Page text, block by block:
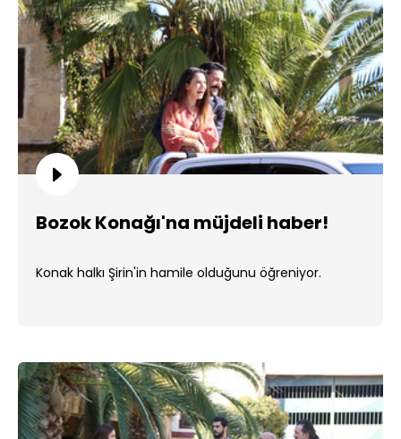
Bozok Konağı'na müjdeli haber!
Konak halkı Şirin'in hamile olduğunu öğreniyor.